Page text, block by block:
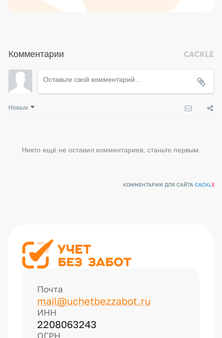
Комментарии
Новые
Никто ещё не оставил комментариев, станьте первым.
КОММЕНТАРИИ ДЛЯ САЙТАCACKLE
Почта
mail@uchetbezzabot.ru
ИНН
2208063243
ОГРН